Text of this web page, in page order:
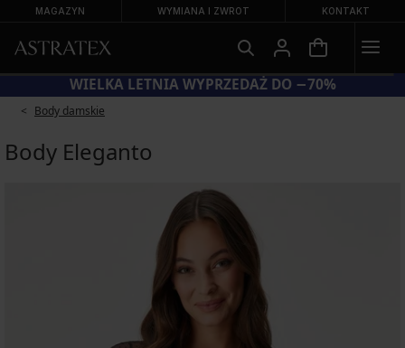
MAGAZYN WYMIANA I ZWROT KONTAKT
= BIUSTONOSZE −20%
Body damskie
Body Eleganto